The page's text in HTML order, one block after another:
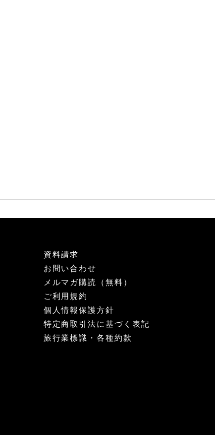
資料請求
お問い合わせ
メルマガ購読（無料）
ご利用規約
個人情報保護方針
特定商取引法に基づく表記
旅行業標識・各種約款